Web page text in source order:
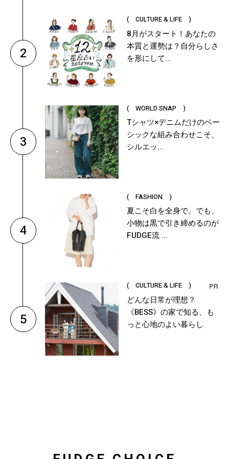
2
( CULTURE & LIFE )
8月がスタート！あなたの
本質と運勢は？自分らしさ
を形にして...
3
( WORLD SNAP )
Tシャツ×デニムだけのベー
シックな組み合わせこそ、
シルエッ...
4
( FASHION )
夏こそ白を全身で。でも、
小物は黒で引き締めるのが
FUDGE流 ...
5
( CULTURE & LIFE )
どんな日常が理想？
《BESS》の家で知る、も
っと心地のよい暮らし